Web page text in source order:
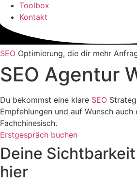
Toolbox
Kontakt
SEO Optimierung, die dir mehr
SEO Agentur
Du bekommst eine klare SEO
Empfehlungen und auf Wunsch auch
Fachchinesisch.
Erstgespräch buchen
Deine
hier